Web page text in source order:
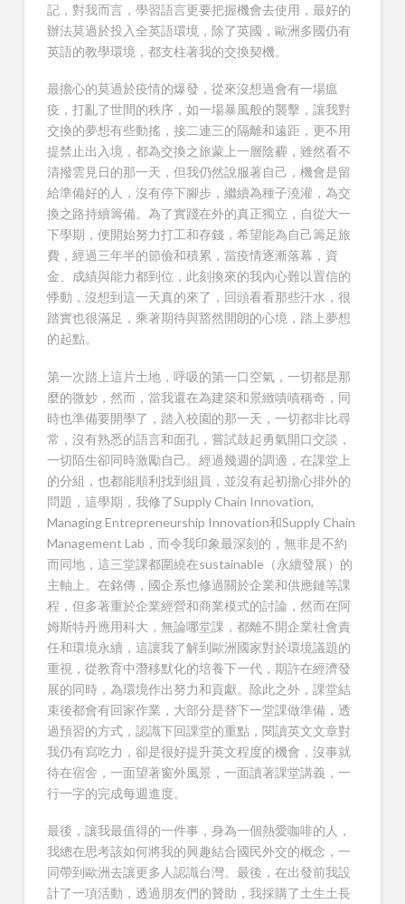
記，對我而言，學習語言更要把握機會去使用，最好的
辦法莫過於投入全英語環境，除了英國，歐洲多國仍有
英語的教學環境，都支柱著我的交換契機。
最擔心的莫過於疫情的爆發，從來沒想過會有一場瘟
疫，打亂了世間的秩序，如一場暴風般的襲擊，讓我對
交換的夢想有些動搖，接二連三的隔離和遠距，更不用
提禁止出入境，都為交換之旅蒙上一層陰霾，雖然看不
清撥雲見日的那一天，但我仍然說服著自己，機會是留
給準備好的人，沒有停下腳步，繼續為種子澆灌，為交
換之路持續籌備。為了實踐在外的真正獨立，自從大一
下學期，便開始努力打工和存錢，希望能為自己籌足旅
費，經過三年半的節儉和積累，當疫情逐漸落幕，資
金、成績與能力都到位，此刻換來的我內心難以置信的
悸動，沒想到這一天真的來了，回頭看看那些汗水，很
踏實也很滿足，乘著期待與豁然開朗的心境，踏上夢想
的起點。
第一次踏上這片土地，呼吸的第一口空氣，一切都是那
麼的微妙，然而，當我還在為建築和景緻嘖嘖稱奇，同
時也準備要開學了，踏入校園的那一天，一切都非比尋
常，沒有熟悉的語言和面孔，嘗試鼓起勇氣開口交談，
一切陌生卻同時激勵自己。經過幾週的調適，在課堂上
的分組，也都能順利找到組員，並沒有起初擔心排外的
問題，這學期，我修了Supply Chain Innovation,
Managing Entrepreneurship Innovation和Supply Chain
Management Lab，而令我印象最深刻的，無非是不約
而同地，這三堂課都圍繞在sustainable（永續發展）的
主軸上。在銘傳，國企系也修過關於企業和供應鏈等課
程，但多著重於企業經營和商業模式的討論，然而在阿
姆斯特丹應用科大，無論哪堂課，都離不開企業社會責
任和環境永續，這讓我了解到歐洲國家對於環境議題的
重視，從教育中潛移默化的培養下一代，期許在經濟發
展的同時，為環境作出努力和貢獻。除此之外，課堂結
束後都會有回家作業，大部分是替下一堂課做準備，透
過預習的方式，認識下回課堂的重點，閱讀英文文章對
我仍有寫吃力，卻是很好提升英文程度的機會，沒事就
待在宿舍，一面望著窗外風景，一面讀著課堂講義，一
行一字的完成每週進度。
最後，讓我最值得的一件事，身為一個熱愛咖啡的人，
我總在思考該如何將我的興趣結合國民外交的概念，一
同帶到歐洲去讓更多人認識台灣。最後，在出發前我設
計了一項活動，透過朋友們的贊助，我採購了土生土長